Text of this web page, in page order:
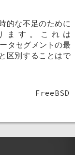
的な不足のために
ます。これは
タセグメントの最
区別することはで
FreeBSD